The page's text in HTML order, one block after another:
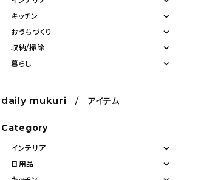
キッチン
おうちづくり
収納/掃除
暮らし
daily mukuri / アイテム
Category
インテリア
日用品